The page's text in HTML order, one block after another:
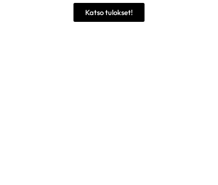
Katso tulokset!